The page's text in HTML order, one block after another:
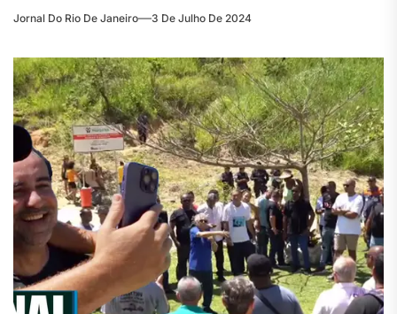
Jornal Do Rio De Janeiro 3 De Julho De 2024